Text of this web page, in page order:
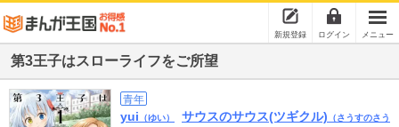
新規登録 ログイン メニュー
第3王子はスローライフをご所望
青年
yui （ゆい） サウスのサウス(ツギクル) （さうすのさう